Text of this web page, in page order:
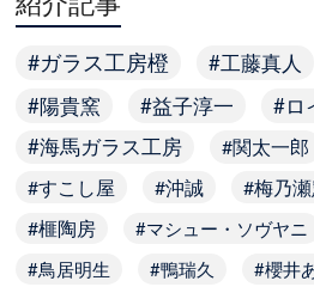
ガラス工房橙 工藤真人
陽貴窯
益子淳一 ロ
海馬ガラス工房 関太一郎
すこし屋
沖誠 梅乃
榧陶房 マシュー・ソヴヤニ
鳥居明生
鴨瑞久 櫻井